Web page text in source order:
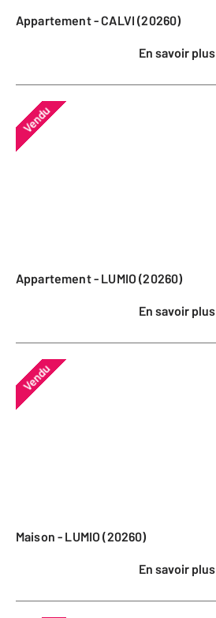
Appartement - CALVI (20260)
En savoir plus
Vendu
Appartement - LUMIO (20260)
En savoir plus
Vendu
Maison - LUMIO (20260)
En savoir plus